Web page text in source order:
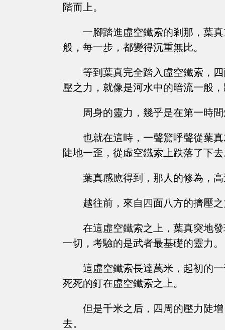
階而上。
一腳踏進虛空鐵索的剎那，葉
般，每一步，都變得沉重無比。
等到葉真完全踏入虛空鐵索，
壓之力，就像是河水中的暗流一般
周身的靈力，幾乎是在第一時
也就在這時，一聲驚呼聲從葉
陡地一歪，從虛空鐵索上跌落了下
葉真感應得到，那人的修為，
越往前，來自四面八方的擠壓
在這虛空鐵索之上，葉真突地
一切，考驗的是武者最基礎的靈力。
這虛空鐵索長達萬米，起初的
死死的釘在虛空鐵索之上。
但是千米之后，四周的壓力陡
去。